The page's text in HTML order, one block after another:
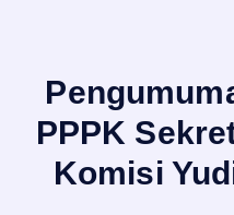
PPPK
Komisi